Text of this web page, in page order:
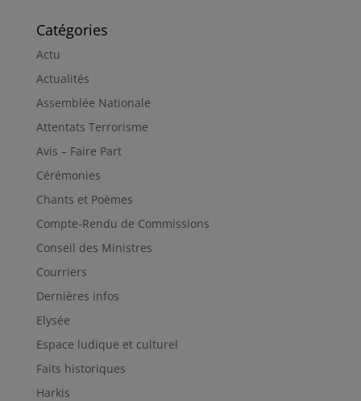
Catégories
Actu
Actualités
Assemblée Nationale
Attentats Terrorisme
Avis – Faire Part
Cérémonies
Chants et Poèmes
Compte-Rendu de Commissions
Conseil des Ministres
Courriers
Dernières infos
Elysée
Espace ludique et culturel
Faits historiques
Harkis